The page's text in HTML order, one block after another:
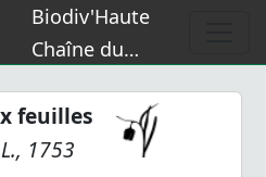
Biodiv'Haute
Chaîne du
feuilles
L., 1753